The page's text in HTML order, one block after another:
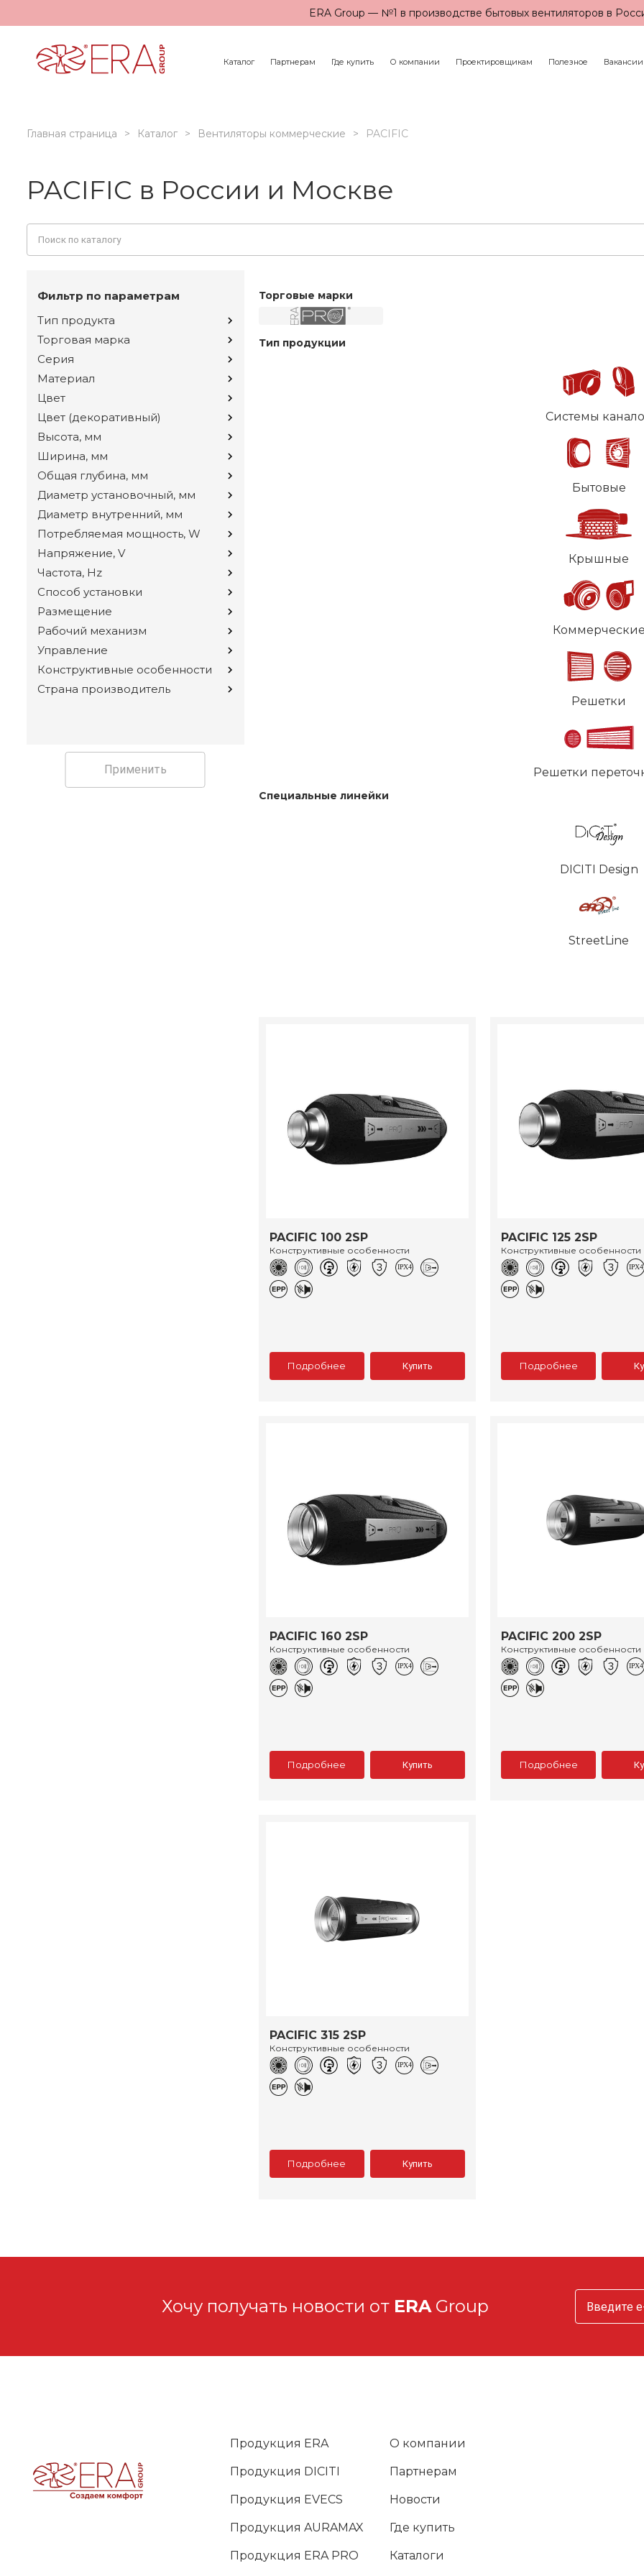
ERA Group — №1 в производстве бытовых вентиляторов в
Каталог Партнерам Где купить О компании Проектировщикам Полезное Вакансии
Главная страница Каталог Вентиляторы коммерческие PACIFIC
PACIFIC в России и Москве
Фильтр по параметрам
Тип продукта
Торговая марка
Серия
Материал
Цвет
Цвет (декоративный)
Высота, мм
Ширина, мм
Общая глубина, мм
Диаметр установочный, мм
Диаметр внутренний, мм
Потребляемая мощность, W
Напряжение, V
Частота, Hz
Способ установки
Размещение
Рабочий механизм
Управление
Конструктивные особенности
Страна производитель
Применить
Торговые марки
Тип продукции
Системы
Бытовые
Крышные
Решетки
Решетки
Специальные линейки
DICITI Design
StreetLine
PACIFIC 100 2SP
Конструктивные особенности
Подробнее Купить
PACIFIC 125 2SP
Конструктивные особенности
Подробнее
PACIFIC 160 2SP
Конструктивные особенности
Подробнее Купить
PACIFIC 200 2SP
Конструктивные особенности
Подробнее
PACIFIC 315 2SP
Конструктивные особенности
Подробнее Купить
Хочу получать новости от ERAGroup
Продукция ERA
Продукция DICITI
Продукция EVECS
Продукция AURAMAX
Продукция ERA PRO
О компании
Партнерам
Новости
Где купить
Каталоги